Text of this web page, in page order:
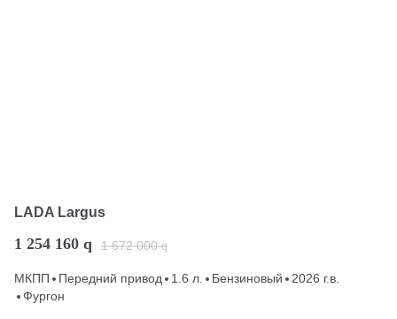
LADA Largus
1 254 160 q 1 672 000 q
МКПП Передний привод 1.6 л. Бензиновый
2026 г.в.
Фургон